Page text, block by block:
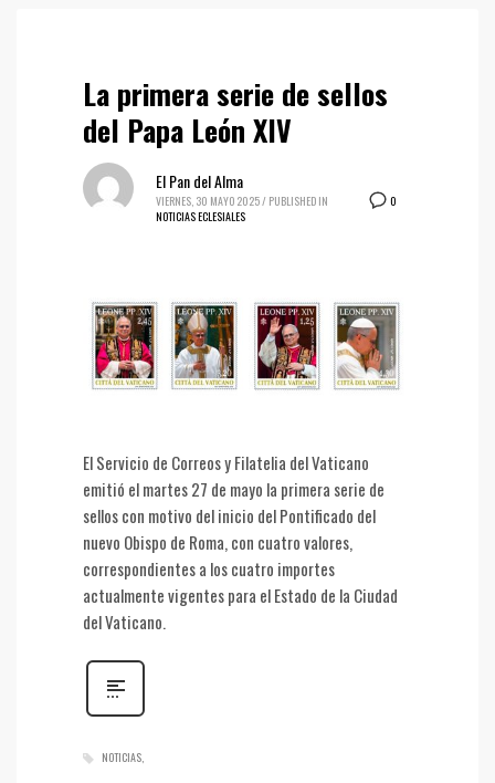
La primera serie de sellos
del Papa León XIV
0
El Pan del Alma
VIERNES, 30 MAYO 2025/ PUBLISHED IN
NOTICIAS ECLESIALES
El Servicio de Correos y Filatelia del Vaticano
emitió el martes 27 de mayo la primera serie de
sellos con motivo del inicio del Pontificado del
nuevo Obispo de Roma, con cuatro valores,
correspondientes a los cuatro importes
actualmente vigentes para el Estado de la Ciudad
del Vaticano.
NOTICIAS